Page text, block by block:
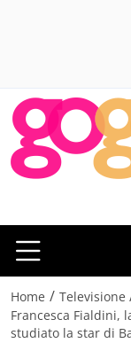
Home / Televisione
Francesca Fialdini,
studiato la star di